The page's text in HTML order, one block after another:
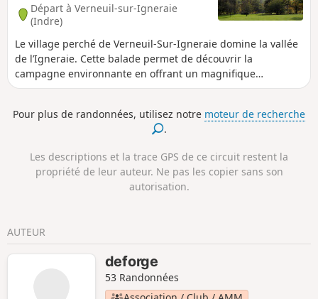
Départ à Verneuil-sur-Igneraie
(Indre)
Le village perché de Verneuil-Sur-Igneraie domine la vallée
de l’Igneraie. Cette balade permet de découvrir la
campagne environnante en offrant un magnifique
panorama sur la Vallée Noire, appellation tout droit sortie
découvrirez le Château du Petit Coudray, belle maison de
maître dont le jardin fut le théâtre de la rencontre entre
allait encourager ses talents d'écrivain. Dans le bourg, se
trouvent également les anciennes poteries de la Vallée
Pour plus de randonnées, utilisez notre moteur de recherche
.
Les descriptions et la trace GPS de ce circuit restent la
propriété de leur auteur. Ne pas les copier sans son
autorisation.
AUTEUR
deforge
53 Randonnées